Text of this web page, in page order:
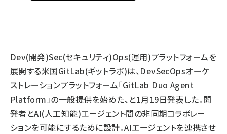
Dev(開発)Sec(セキュリティ)Ops(運用)プラットフォームを
展開する米国GitLab(ギットラボ)は、DevSecOpsオーケ
ストレーションプラットフォーム「GitLab Duo Agent
Platform」の一般提供を始めた、と1月19日発表した。開
発者とAI(人工知能)エージェント間の非同期コラボレー
ションを可能にするために設計。AIエージェントを連携させ